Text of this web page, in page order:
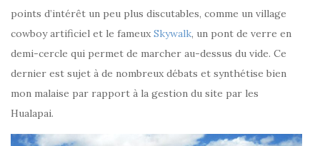
points d’intérêt un peu plus discutables, comme un village
cowboy artificiel et le fameux Skywalk, un pont de verre en
demi-cercle qui permet de marcher au-dessus du vide. Ce
dernier est sujet à de nombreux débats et synthétise bien
mon malaise par rapport à la gestion du site par les
Hualapai.